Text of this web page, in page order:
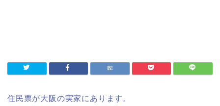
住民票が大阪の実家にあります。